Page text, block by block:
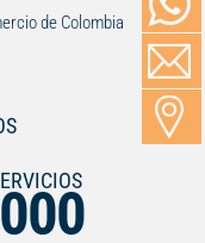
de Colombia